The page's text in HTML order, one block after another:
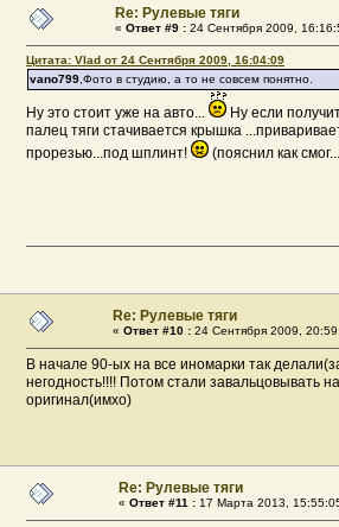
Re: Рулевые тяги
« Ответ #9 : 24 Сентября 2009,
Цитата: Vlad от 24 Сентября 2009, 16:04:09
vano799,Фото в студию, а то не совсем понятно.
Ну это стоит уже на авто...
Ну если
палец тяги стачивается крышка
прорезью...под шплинт!
(пояснил как
Re: Рулевые тяги
« Ответ #10 : 24 Сентября 2009,
В начале 90-ых на все иномарки так
негодность!!!! Потом стали завальцовывать
оригинал(имхо)
Re: Рулевые тяги
« Ответ #11 : 17 Марта 2013,